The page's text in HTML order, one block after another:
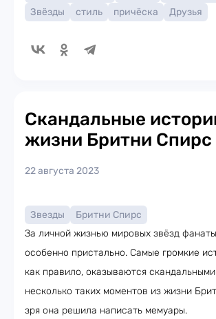
Звёзды
стиль причёска Друзья
Скандальные
жизни Бритни Спирс
22 августа 2023
Звезды
Бритни Спирс
За личной жизнью мировых звёзд
особенно пристально. Самые громкие
как правило, оказываются
несколько таких моментов из жизни
зря она решила написать мемуары.